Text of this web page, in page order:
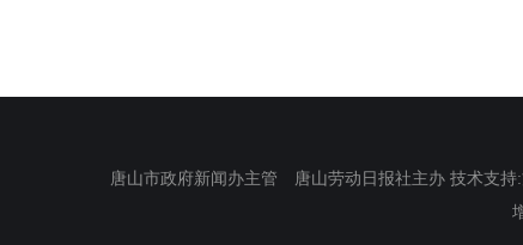
唐山市政府新闻办主管 唐山劳动日报社主办 技术支